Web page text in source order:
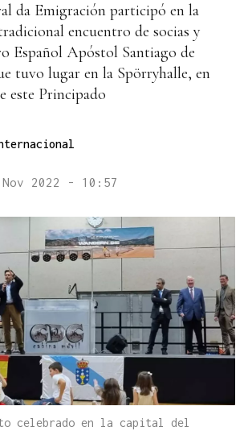
da Emigración participó en la
encuentro de socias y
Español Apóstol Santiago de
tuvo lugar en la Spörryhalle, en
este Principado
2022 - 10:57
celebrado en la capital del